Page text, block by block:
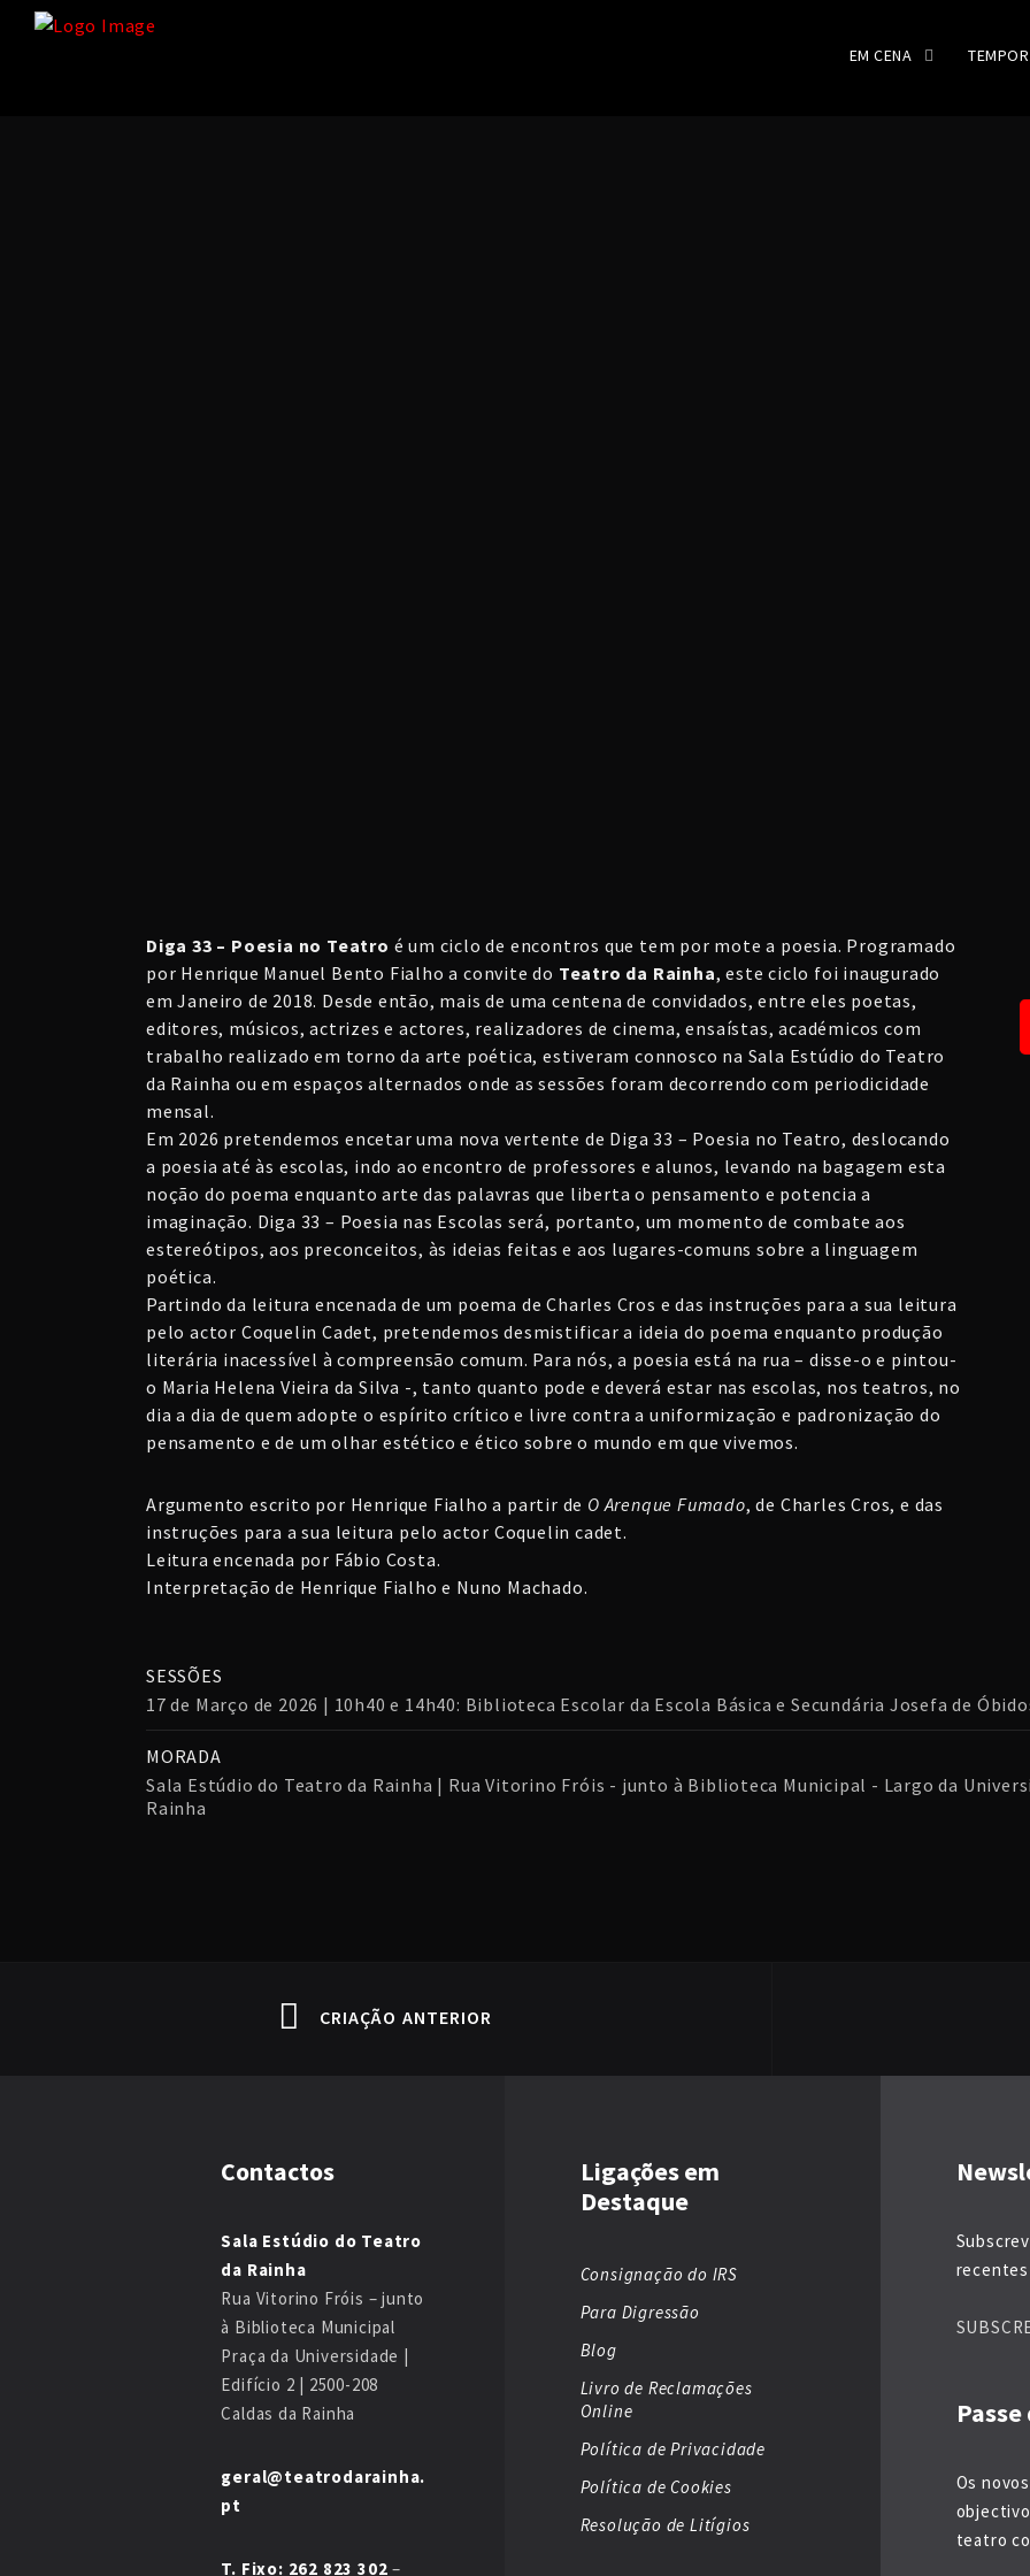
EM CENA
Diga 33 – Poesia no Teatro é um ciclo de encontros que tem por mote a poesia. Programado
por Henrique Manuel Bento Fialho a convite do Teatro da Rainha, este ciclo foi inaugurado
em Janeiro de 2018. Desde então, mais de uma centena de convidados, entre eles poetas,
editores, músicos, actrizes e actores, realizadores de cinema, ensaístas, académicos com
trabalho realizado em torno da arte poética, estiveram connosco na Sala Estúdio do Teatro
da Rainha ou em espaços alternados onde as sessões foram decorrendo com periodicidade
mensal.
Em 2026 pretendemos encetar uma nova vertente de Diga 33 – Poesia no Teatro, deslocando
a poesia até às escolas, indo ao encontro de professores e alunos, levando na bagagem esta
noção do poema enquanto arte das palavras que liberta o pensamento e potencia a
imaginação. Diga 33 – Poesia nas Escolas será, portanto, um momento de combate aos
estereótipos, aos preconceitos, às ideias feitas e aos lugares-comuns sobre a linguagem
poética.
Partindo da leitura encenada de um poema de Charles Cros e das instruções para a sua leitura
pelo actor Coquelin Cadet, pretendemos desmistificar a ideia do poema enquanto produção
literária inacessível à compreensão comum. Para nós, a poesia está na rua – disse-o e pintou-
o Maria Helena Vieira da Silva -, tanto quanto pode e deverá estar nas escolas, nos teatros, no
dia a dia de quem adopte o espírito crítico e livre contra a uniformização e padronização do
pensamento e de um olhar estético e ético sobre o mundo em que vivemos.
Argumento escrito por Henrique Fialho a partir de O Arenque Fumado, de Charles Cros, e das
instruções para a sua leitura pelo actor Coquelin cadet.
Leitura encenada por Fábio Costa.
Interpretação de Henrique Fialho e Nuno Machado.
SESSÕES
17 de Março de 2026 | 10h40 e 14h40: Biblioteca Escolar da Escola Básica e Secundária Josefa de
MORADA
Sala Estúdio do Teatro da Rainha | Rua Vitorino Fróis - junto à Biblioteca Municipal - Largo da
Rainha
CRIAÇÃO ANTERIOR
Contactos
Sala Estúdio do Teatro
da Rainha
Rua Vitorino Fróis – junto
à Biblioteca Municipal
Praça da Universidade |
Edifício 2 | 2500-208
Caldas da Rainha
geral@teatrodarainha.
pt
T. Fixo: 262 823 302 –
Ligações em
Destaque
Consignação do IRS
Para Digressão
Blog
Livro de Reclamações
Online
Política de Privacidade
Política de Cookies
Resolução de Litígios
recentes
Os
teatro